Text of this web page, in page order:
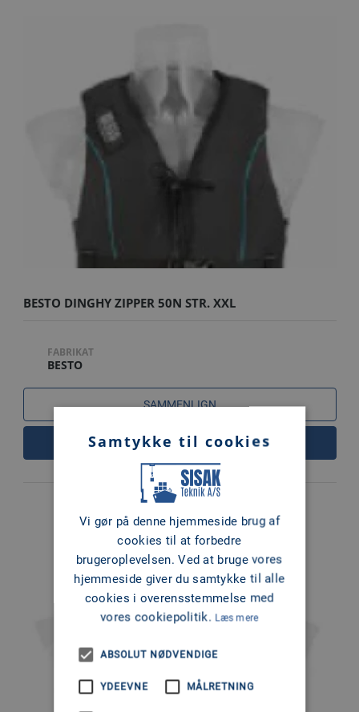
BESTO DINGHY ZIPPER 50N STR. XXL
FABRIKAT
BESTO
SAMMENLIGN
LÆS MERE
Samtykke til cookies
Vi gør på denne hjemmeside brug af
cookies til at forbedre
brugeroplevelsen. Ved at bruge vores
hjemmeside giver du samtykke til alle
cookies i overensstemmelse med
vores cookiepolitik. Læs mere
ABSOLUT NØDVENDIGE
YDEEVNE MÅLRETNING